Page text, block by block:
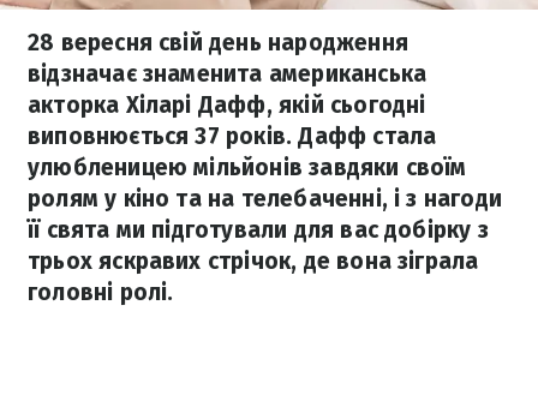
28 вересня свій день народження
відзначає знаменита американська
акторка Хіларі Дафф, якій сьогодні
виповнюється 37 років. Дафф стала
улюбленицею мільйонів завдяки своїм
ролям у кіно та на телебаченні, і з нагоди
її свята ми підготували для вас добірку з
трьох яскравих стрічок, де вона зіграла
головні ролі.